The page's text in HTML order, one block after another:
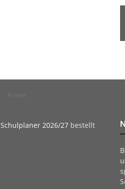
Schulplaner 2026/27 bestellt